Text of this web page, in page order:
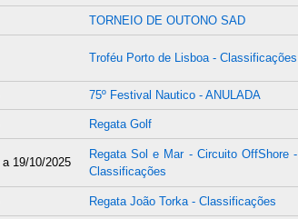
TORNEIO DE OUTONO SAD
Troféu Porto de Lisboa - Classificações
75º Festival Nautico - ANULADA
Regata Golf
a 19/10/2025
Regata Sol e Mar - Circuito OffShore -
Classificações
Regata João Torka - Classificações